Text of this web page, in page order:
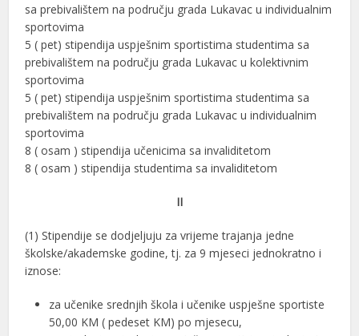
sa prebivalištem na području grada Lukavac u individualnim
sportovima
5 ( pet) stipendija uspješnim sportistima studentima sa
prebivalištem na području grada Lukavac u kolektivnim
sportovima
5 ( pet) stipendija uspješnim sportistima studentima sa
prebivalištem na području grada Lukavac u individualnim
sportovima
8 ( osam ) stipendija učenicima sa invaliditetom
8 ( osam ) stipendija studentima sa invaliditetom
II
(1) Stipendije se dodjeljuju za vrijeme trajanja jedne
školske/akademske godine, tj. za 9 mjeseci jednokratno i
iznose:
za učenike srednjih škola i učenike uspješne sportiste
50,00 KM ( pedeset KM) po mjesecu,